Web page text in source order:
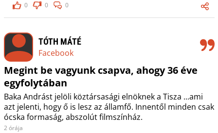
0
0 0
TÓTH MÁTÉ
Facebook
Megint be vagyunk csapva, ahogy 36 éve
egyfolytában
Baka Andrást jelöli köztársasági elnöknek a Tisza ...ami
azt jelenti, hogy ő is lesz az államfő. Innentől minden csak
ócska formaság, abszolút filmszínház.
2 órája